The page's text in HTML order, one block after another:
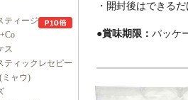
ティージ
ス
ティックレセピー
ミャウ)
・開封後はできる
●賞味期限： パッケ